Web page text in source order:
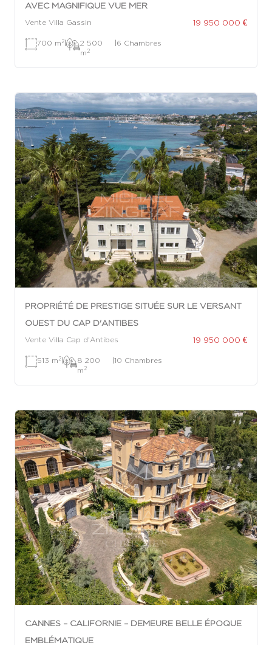
AVEC MAGNIFIQUE VUE MER
Vente Villa Gassin 19 950 000 €
700 m 2|
2 500
m 2
|6 Chambres
PROPRIÉTÉ DE PRESTIGE SITUÉE SUR LE VERSANT
OUEST DU CAP D'ANTIBES
Vente Villa Cap d'Antibes 19 950 000 €
513 m 2|
8 200
m 2
|10 Chambres
CANNES – CALIFORNIE – DEMEURE BELLE ÉPOQUE
EMBLÉMATIQUE